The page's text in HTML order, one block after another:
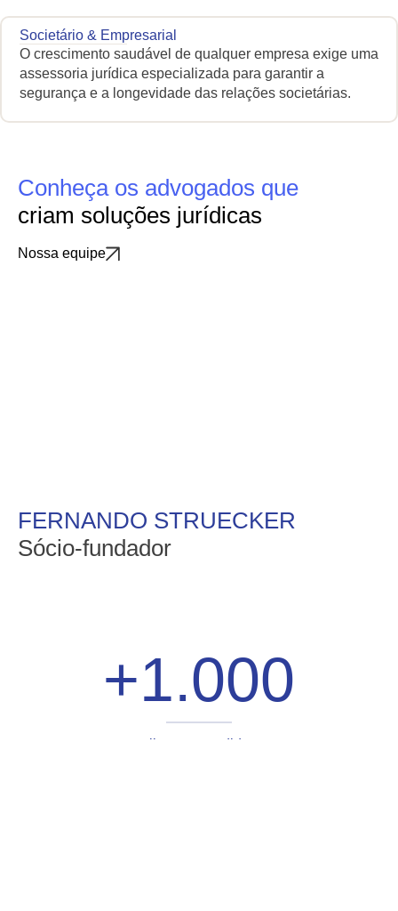
Societário & Empresarial
O crescimento saudável de qualquer empresa exige uma
assessoria jurídica especializada para garantir a
segurança e a longevidade das relações societárias.
Conheça os advogados que
criam soluções jurídicas
Nossa equipe
FERNANDO STRUECKER
Sócio-fundador
+1.000
clientes atendidos